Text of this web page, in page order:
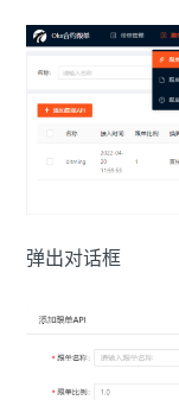
弹出对话框